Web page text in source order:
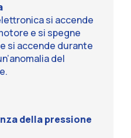
si accende
e si spegne
si accende durante
del
della pressione